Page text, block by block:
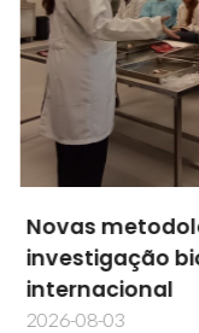
Novas
investigação
internacional
2026-08-03